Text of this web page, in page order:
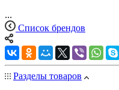
...
Список брендов
Разделы товаров